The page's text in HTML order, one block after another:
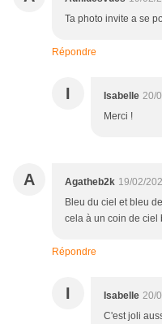
Ta photo invite a se
Répondre
I Isabelle 20/
Merci !
A Agatheb2k 19/02/
Bleu du ciel et bleu
cela à un coin de ciel
Répondre
I Isabelle 20/
C'est joli